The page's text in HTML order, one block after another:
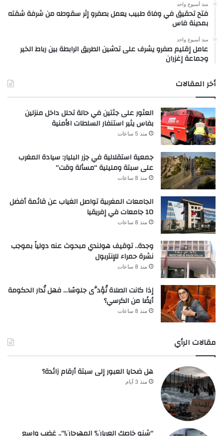
منذ أسبوع واحد
فتح تحقيق في وفاة طبيب يعمل بصفرو إثر سقوطه من شرفة شقته
بمدينة فاس
منذ أسبوع واحد
عامل إقليم صفرو يشرف على تدشين الطريق الرابطة بين رباط الخير
وجماعة إغزران
أخر المقالات
العثور على جثتين في حالة تحلل داخل منزلين
بفاس يثير استنفار السلطات الأمنية
منذ 5 ساعات
جمعية استقلالية في جزر البليار: سيادة المغرب
على سبتة ومليلية “مسألة وقت”
منذ 8 ساعات
الجامعات المغربية تواصل الغياب عن قائمة أفضل
10 جامعات في إفريقيا
منذ 8 ساعات
وجدة.. توقيف هولندي مبحوث عنه دولياً بموجب
نشرة حمراء للإنتربول
منذ 8 ساعات
إذا كانت الصلاة تُؤدَّى جلوسًا… فهل تُدار الحكومة
أيضًا من الكرسي؟
منذ 8 ساعات
مقالات الرأي
هل ضحايا العبور إلى سبتة أرقام زائدة؟
منذ 3 أيام
“شنو خاصك العريان؟ المهرجان!”.. غضب واسع